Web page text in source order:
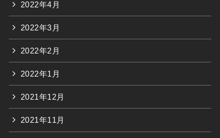
2022年4月
2022年3月
2022年2月
2022年1月
2021年12月
2021年11月